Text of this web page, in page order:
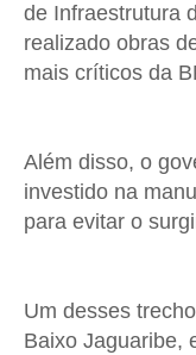
de Infraestrutura
realizado obras
mais críticos da
Além disso, o
investido na
para evitar o
Um desses
Baixo Jaguaribe,